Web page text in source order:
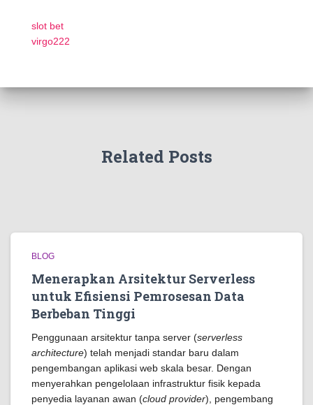
slot bet
virgo222
Related Posts
BLOG
Menerapkan Arsitektur Serverless
untuk Efisiensi Pemrosesan Data
Berbeban Tinggi
Penggunaan arsitektur tanpa server (serverless
architecture) telah menjadi standar baru dalam
pengembangan aplikasi web skala besar. Dengan
menyerahkan pengelolaan infrastruktur fisik kepada
penyedia layanan awan (cloud provider), pengembang